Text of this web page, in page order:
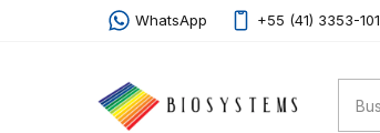
WhatsApp +55 (41) 3353-